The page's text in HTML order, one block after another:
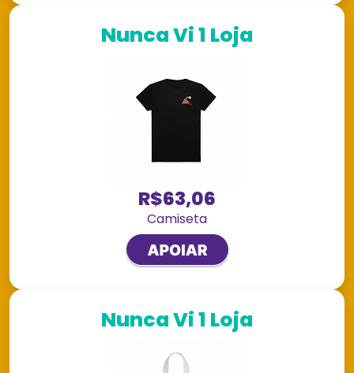
Nunca Vi 1 Loja
R$63,06
Camiseta
Nunca Vi 1 Loja